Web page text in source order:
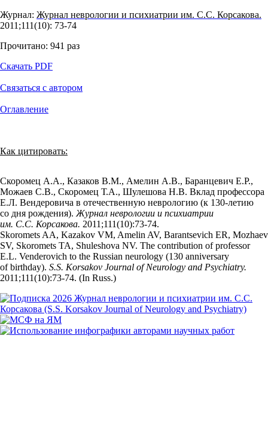
Журнал: Журнал неврологии и психиатрии им. С.С. Корсакова.
2011;111(10): 73‑74
Прочитано: 941 раз
Скачать PDF
Связаться с автором
Оглавление
Как цитировать:
Скоромец А.А., Казаков В.М., Амелин А.В., Баранцевич Е.Р.,
Можаев С.В., Скоромец Т.А., Шулешова Н.В. Вклад профессора
Е.Л. Вендеровича в отечественную неврологию (к 130-летию
со дня рождения). Журнал неврологии и психиатрии
им. С.С. Корсакова. 2011;111(10):73‑74.
Skoromets AA, Kazakov VM, Amelin AV, Barantsevich ER, Mozhaev
SV, Skoromets TA, Shuleshova NV. The contribution of professor
E.L. Venderovich to the Russian neurology (130 anniversary
of birthday). S.S. Korsakov Journal of Neurology and Psychiatry.
2011;111(10):73‑74. (In Russ.)